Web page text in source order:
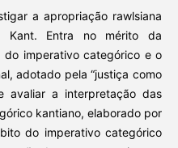
a apropriação rawlsiana
Kant. Entra no mérito da
imperativo categórico e o
adotado pela “justiça como
avaliar a interpretação das
kantiano, elaborado por
do imperativo categórico